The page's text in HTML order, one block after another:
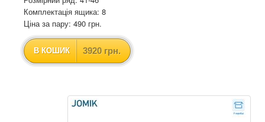
Комплектація ящика: 8
Ціна за пару: 490 грн.
В КОШИК 3920 грн.